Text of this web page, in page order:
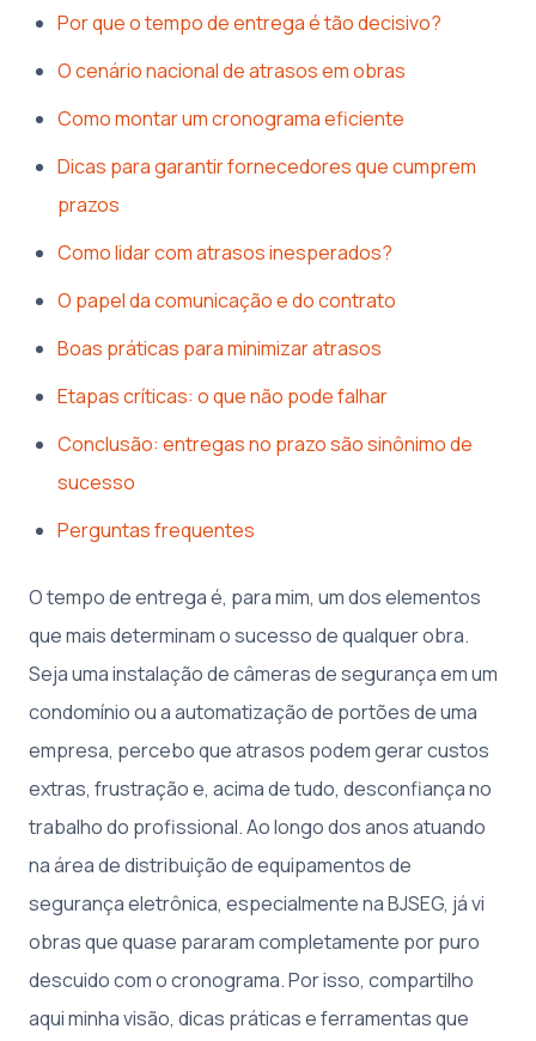
Por que o tempo de entrega é tão decisivo?
O cenário nacional de atrasos em obras
Como montar um cronograma eficiente
Dicas para garantir fornecedores que cumprem
prazos
Como lidar com atrasos inesperados?
O papel da comunicação e do contrato
Boas práticas para minimizar atrasos
Etapas críticas: o que não pode falhar
Conclusão: entregas no prazo são sinônimo de
sucesso
Perguntas frequentes
O tempo de entrega é, para mim, um dos elementos
que mais determinam o sucesso de qualquer obra.
Seja uma instalação de câmeras de segurança em um
condomínio ou a automatização de portões de uma
empresa, percebo que atrasos podem gerar custos
extras, frustração e, acima de tudo, desconfiança no
trabalho do profissional. Ao longo dos anos atuando
na área de distribuição de equipamentos de
segurança eletrônica, especialmente na BJSEG, já vi
obras que quase pararam completamente por puro
descuido com o cronograma. Por isso, compartilho
aqui minha visão, dicas práticas e ferramentas que